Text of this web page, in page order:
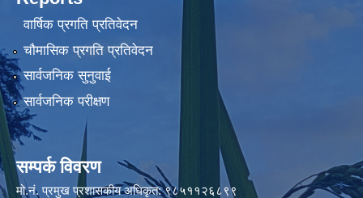
वार्षिक प्रगति प्रतिवेदन
चौमासिक प्रगति प्रतिवेदन
सार्वजनिक सुनुवाई
सार्वजनिक परीक्षण
सम्पर्क विवरण
मो.नं. प्रमुख प्रशासकीय अधिकृत: ९८५११२६८९९